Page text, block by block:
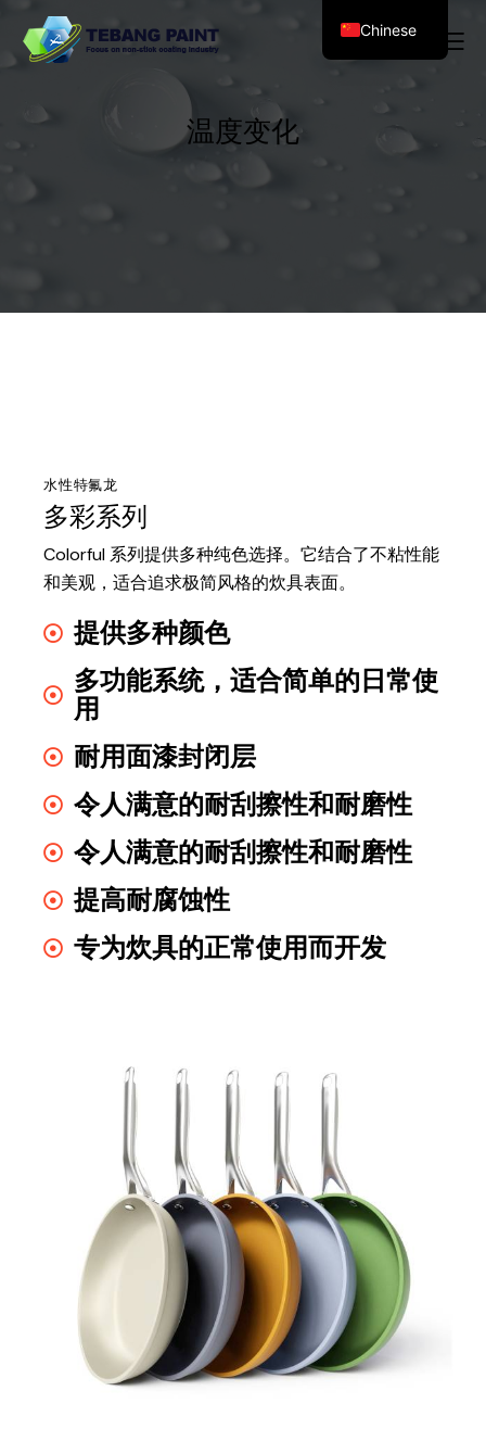
温度变化
水性特氟龙
多彩系列
Colorful 系列提供多种纯色选择。它结合了不粘性能
和美观，适合追求极简风格的炊具表面。
提供多种颜色
多功能系统，适合简单的日常使
用
耐用面漆封闭层
令人满意的耐刮擦性和耐磨性
令人满意的耐刮擦性和耐磨性
提高耐腐蚀性
专为炊具的正常使用而开发
Chinese